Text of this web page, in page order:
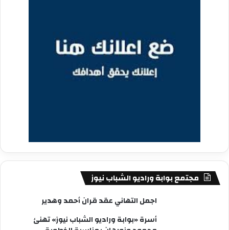
مجتمع بوابة وراديو الشباب نيوز
اجمل التهاني عقد قران أحمد وهدير
أسرة «بوابة وراديو الشباب نيوز» تهنئ